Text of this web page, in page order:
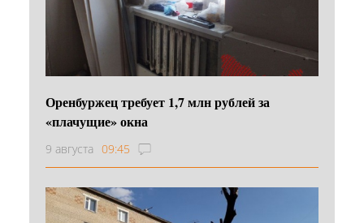
Оренбуржец требует 1,7 млн рублей за
«плачущие» окна
9 августа 09:45